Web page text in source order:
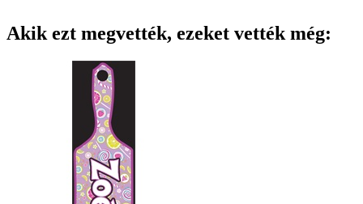
Akik ezt megvették, ezeket vették még: